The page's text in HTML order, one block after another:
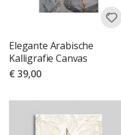
Elegante Arabische
Kalligrafie Canvas
€ 39,00